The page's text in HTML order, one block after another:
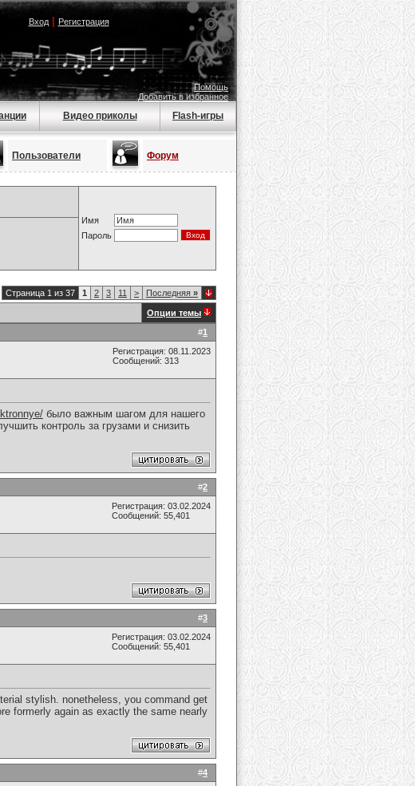
Вход| Регистрация
Помощь
Добавить в избранное
Видео приколы Flash-игры
Пользователи Форум
Имя
Пароль
Страница 1 из 37 1 2 3 11 > Последняя »
Опции темы
#1
Регистрация: 08.11.2023
Сообщений: 313
было важным шагом для нашего
контроль за грузами и снизить
#2
Регистрация: 03.02.2024
Сообщений: 55,401
#3
Регистрация: 03.02.2024
Сообщений: 55,401
stylish. nonetheless, you command get
formerly again as exactly the same nearly
#4